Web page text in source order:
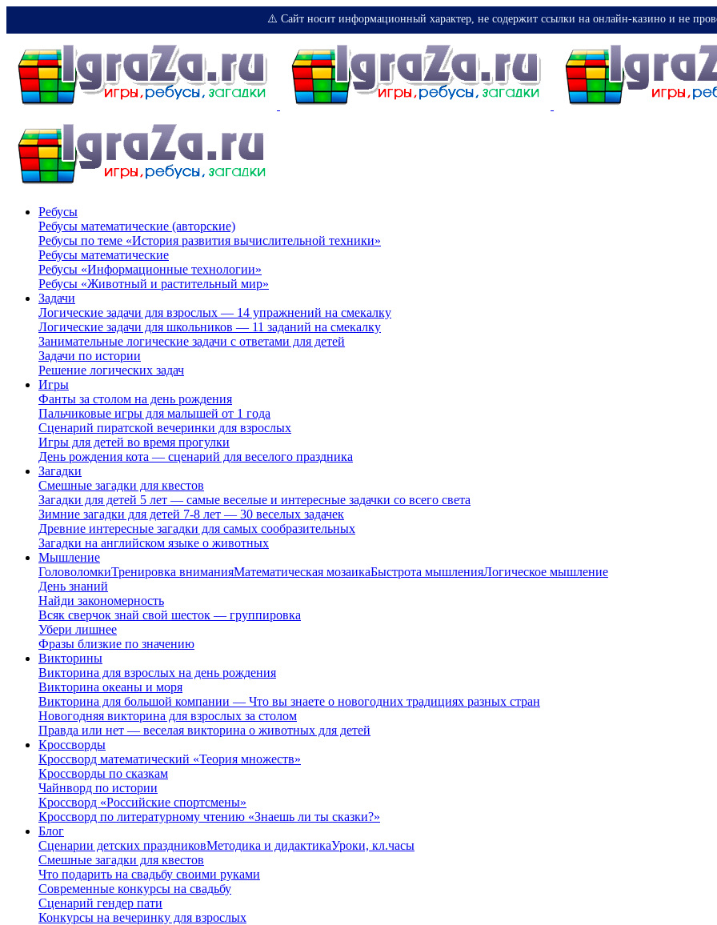
⚠️ Сайт носит информационный характер, не содержит ссылки на онлайн-казино и не
Ребусы
Ребусы математические (авторские)
Ребусы по теме «История развития вычислительной техники»
Ребусы математические
Ребусы «Информационные технологии»
Ребусы «Животный и растительный мир»
Задачи
Логические задачи для взрослых — 14 упражнений на смекалку
Логические задачи для школьников — 11 заданий на смекалку
Занимательные логические задачи с ответами для детей
Задачи по истории
Решение логических задач
Игры
Фанты за столом на день рождения
Пальчиковые игры для малышей от 1 года
Сценарий пиратской вечеринки для взрослых
Игры для детей во время прогулки
День рождения кота — сценарий для веселого праздника
Загадки
Смешные загадки для квестов
Загадки для детей 5 лет — самые веселые и интересные задачки со всего света
Зимние загадки для детей 7-8 лет — 30 веселых задачек
Древние интересные загадки для самых сообразительных
Загадки на английском языке о животных
Мышление
ГоловоломкиТренировка вниманияМатематическая мозаикаБыстрота мышленияЛогическое мышление
День знаний
Найди закономерность
Всяк сверчок знай свой шесток — группировка
Убери лишнее
Фразы близкие по значению
Викторины
Викторина для взрослых на день рождения
Викторина океаны и моря
Викторина для большой компании — Что вы знаете о новогодних традициях разных стран
Новогодняя викторина для взрослых за столом
Правда или нет — веселая викторина о животных для детей
Кроссворды
Кроссворд математический «Теория множеств»
Кроссворды по сказкам
Чайнворд по истории
Кроссворд «Российские спортсмены»
Кроссворд по литературному чтению «Знаешь ли ты сказки?»
Блог
Сценарии детских праздниковМетодика и дидактикаУроки, кл.часы
Смешные загадки для квестов
Что подарить на свадьбу своими руками
Современные конкурсы на свадьбу
Сценарий гендер пати
Конкурсы на вечеринку для взрослых